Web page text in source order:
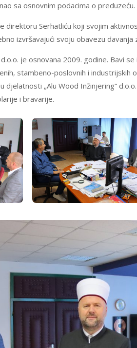
sa osnovnim podacima o preduzeću.
direktoru Serhatliću koji svojim
izvršavajući svoju obavezu davanja
d.o.o. je osnovana 2009. godine. Bavi
stambeno-poslovnih i industrijskih
djelatnosti „Alu Wood Inžinjering“
i bravarije.